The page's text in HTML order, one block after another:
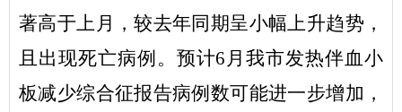
著高于上月，较去年同期呈小幅上升趋势，
且出现死亡病例。预计6 月我市发热伴血小
板减少综合征报告病例数可能进一步增加，